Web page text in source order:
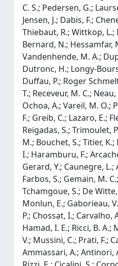
C. S.; Pedersen, G.;
Jensen, J.; Dabis, F.;
Thiebaut, R.; Wittkop, L.;
Bernard, N.; Hessamfar,
Vandenhende, M. A.;
Dutronc, H.; Longy-
Duffau, P.; Roger
T.; Receveur, M. C.;
Ochoa, A.; Vareil, M. O.;
F.; Greib, C.; Lazaro, E.;
Reigadas, S.; Trimoulet,
M.; Bouchet, S.; Titier,
I.; Haramburu, F.;
Gerard, Y.; Caunegre, L.;
Farbos, S.; Gemain, M.
Tchamgoue, S.; De
Monlun, E.; Gaborieau,
P.; Chossat, I.; Carvalho,
Hamad, I. E.; Ricci, B. A.;
V.; Mussini, C.; Prati, F.;
Ammassari, A.; Antinori,